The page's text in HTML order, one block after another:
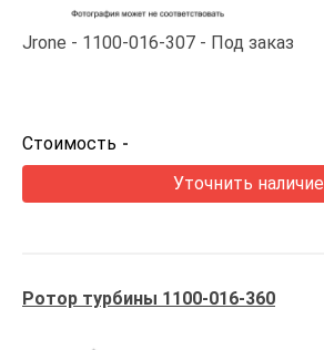
Jrone 1100-016-307 Под заказ
Стоимость -
Уточнить наличие
Ротор турбины 1100-016-360